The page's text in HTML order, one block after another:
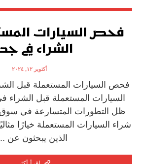
فحص السيارات
الشراء في
أكتوبر ١٢, ٢٠٢٤
فحص السيارات المستعملة قبل
السيارات المستعملة قبل
ظل التطورات المتسارعة في سوق
شراء السيارات المستعملة خيارًا
الذين يبحثون عن